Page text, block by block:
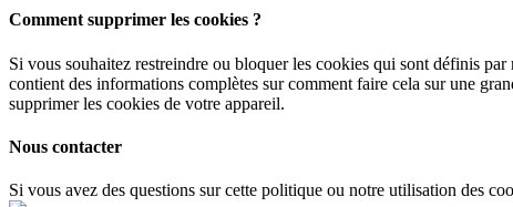
Comment supprimer les cookies ?
Si vous souhaitez restreindre ou bloquer les cookies qui sont définis
contient des informations complètes sur comment faire cela sur une
supprimer les cookies de votre appareil.
Nous contacter
Si vous avez des questions sur cette politique ou notre utilisation des